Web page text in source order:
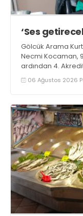
‘Ses
Gölcük Arama
Necmi Kocaman,
ardından 4.
bulundu.
06 Ağustos 2026